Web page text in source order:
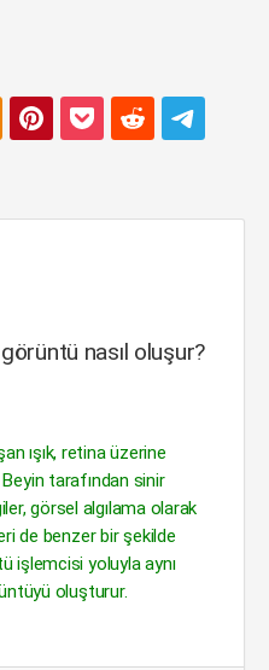
nasıl oluşur?
ışık, retina üzerine
tarafından sinir
görsel algılama olarak
de benzer bir şekilde
işlemcisi yoluyla aynı
oluşturur.